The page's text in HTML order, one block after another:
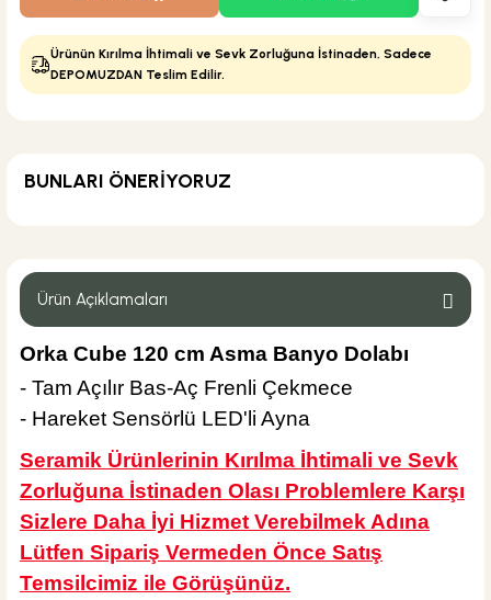
Ürünün Kırılma İhtimali ve Sevk Zorluğuna İstinaden, Sadece
DEPOMUZDAN Teslim Edilir.
BUNLARI ÖNERİYORUZ
2.835,00 TL %32
1.920,00 TL
Sepete Ekle
KARGO BEDAVA
Hansgrohe Logis 100 Lavabo Bataryası
Ürün Açıklamaları
Orka Cube 120 cm Asma Banyo Dolabı
- Tam Açılır Bas-Aç Frenli Çekmece
- Hareket Sensörlü LED'li Ayna
Seramik Ürünlerinin Kırılma İhtimali ve Sevk
Zorluğuna İstinaden Olası Problemlere Karşı
Sizlere Daha İyi Hizmet Verebilmek Adına
Lütfen Sipariş Vermeden Önce Satış
Temsilcimiz ile Görüşünüz.